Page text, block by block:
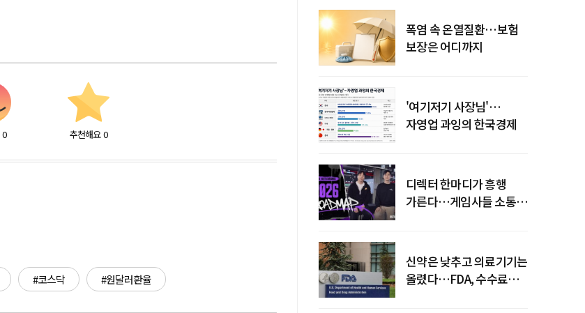
0 추천해요 0
#코스닥 #원달러환율
폭염 속 온열질환…보험
보장은 어디까지
'여기저기 사장님'…
자영업 과잉의 한국경제
디렉터 한마디가 흥행
가른다…게임사들 소통
신약은 낮추고 의료기기는
올렸다…FDA, 수수료